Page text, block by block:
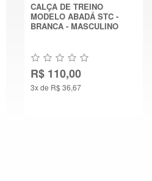
CALÇA DE TREINO
MODELO ABADÁ STC -
BRANCA - MASCULINO
R$ 110,00
3x de R$ 36,67